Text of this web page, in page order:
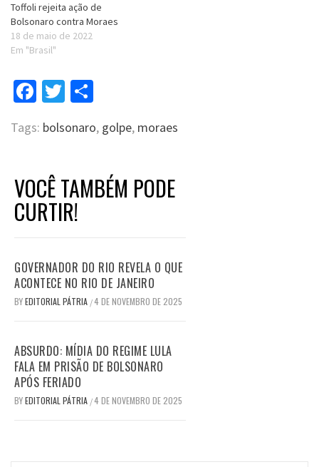
Toffoli rejeita ação de
Bolsonaro contra Moraes
18 de maio de 2022
Em "Brasil"
Facebook
Twitter
Tags: bolsonaro, golpe, moraes
VOCÊ TAMBÉM PODE
CURTIR!
GOVERNADOR DO RIO REVELA O QUE
ACONTECE NO RIO DE JANEIRO
BYEDITORIAL PÁTRIA /4 DE NOVEMBRO DE 2025
ABSURDO: MÍDIA DO REGIME LULA
FALA EM PRISÃO DE BOLSONARO
APÓS FERIADO
BYEDITORIAL PÁTRIA /4 DE NOVEMBRO DE 2025